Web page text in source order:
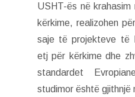
USHT-ës në
kërkime, realizohen
saje të projekteve të
etj për kërkime dhe
standardet
studimor është gjithnjë